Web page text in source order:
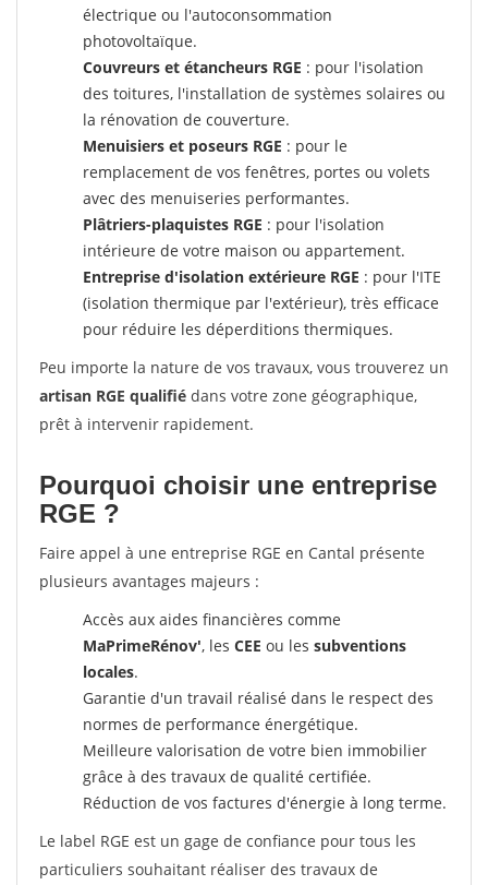
électrique ou l'autoconsommation
photovoltaïque.
Couvreurs et étancheurs RGE : pour l'isolation
des toitures, l'installation de systèmes solaires ou
la rénovation de couverture.
Menuisiers et poseurs RGE : pour le
remplacement de vos fenêtres, portes ou volets
avec des menuiseries performantes.
Plâtriers-plaquistes RGE : pour l'isolation
intérieure de votre maison ou appartement.
Entreprise d'isolation extérieure RGE : pour l'ITE
(isolation thermique par l'extérieur), très efficace
pour réduire les déperditions thermiques.
Peu importe la nature de vos travaux, vous trouverez un
artisan RGE qualifié dans votre zone géographique,
prêt à intervenir rapidement.
Pourquoi choisir une entreprise
RGE ?
Faire appel à une entreprise RGE en Cantal présente
plusieurs avantages majeurs :
Accès aux aides financières comme
MaPrimeRénov', les CEE ou les subventions
locales.
Garantie d'un travail réalisé dans le respect des
normes de performance énergétique.
Meilleure valorisation de votre bien immobilier
grâce à des travaux de qualité certifiée.
Réduction de vos factures d'énergie à long terme.
Le label RGE est un gage de confiance pour tous les
particuliers souhaitant réaliser des travaux de